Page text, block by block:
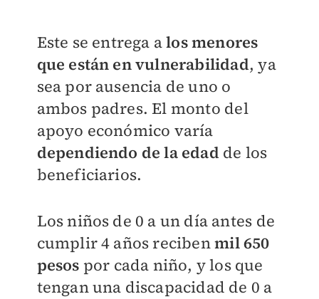
Este se entrega alos menores
que están en vulnerabilidad, ya
sea por ausencia de uno o
ambos padres. El monto del
apoyo económico varía
dependiendo de la edad de los
beneficiarios.
Los niños de 0 a un día antes de
cumplir 4 años recibenmil 650
pesos por cada niño, y los que
tengan una discapacidad de 0 a